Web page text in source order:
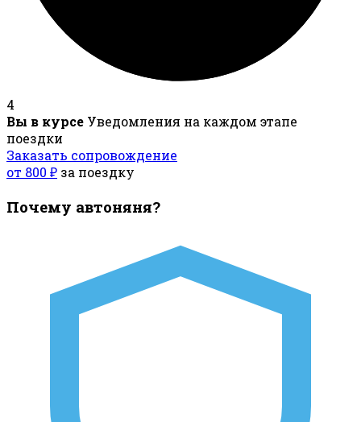
4
Вы в курсе Уведомления на каждом этапе
поездки
Заказать сопровождение
от 800 ₽ за поездку
Почему автоняня?